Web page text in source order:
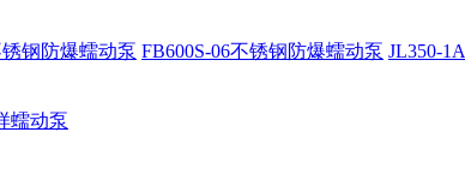
锈钢防爆蠕动泵 FB600S-06不锈钢防爆蠕动泵 JL350-
蠕动泵